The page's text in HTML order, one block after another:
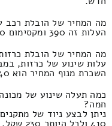
מה המחיר של הובלת רכב
העלות זה 390 ומקסימום 200 ₪.
מה המחיר של הובלת
עלות שינוע של כרזות,
השכרת מנוף המחיר הוא 440 וזה מגיע עד 210 שקל חדש.
כמה תעלה שינוע של
חמה?
ניתן לבצע ניוד של